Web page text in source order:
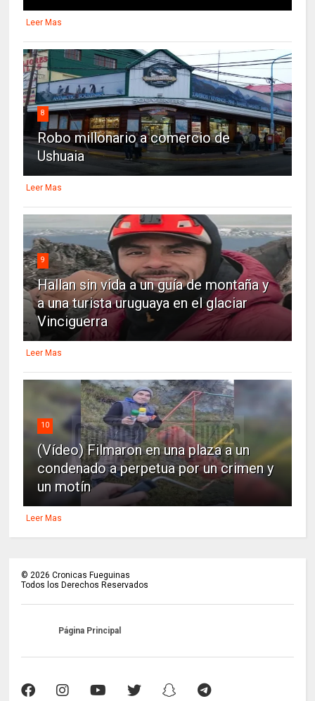
Leer Mas
8
Robo millonario a comercio de
Ushuaia
Leer Mas
9
Hallan sin vida a un guía de montaña y
a una turista uruguaya en el glaciar
Vinciguerra
Leer Mas
10
(Vídeo) Filmaron en una plaza a un
condenado a perpetua por un crimen y
un motín
Leer Mas
© 2026 Cronicas Fueguinas
Todos los Derechos Reservados
Página Principal